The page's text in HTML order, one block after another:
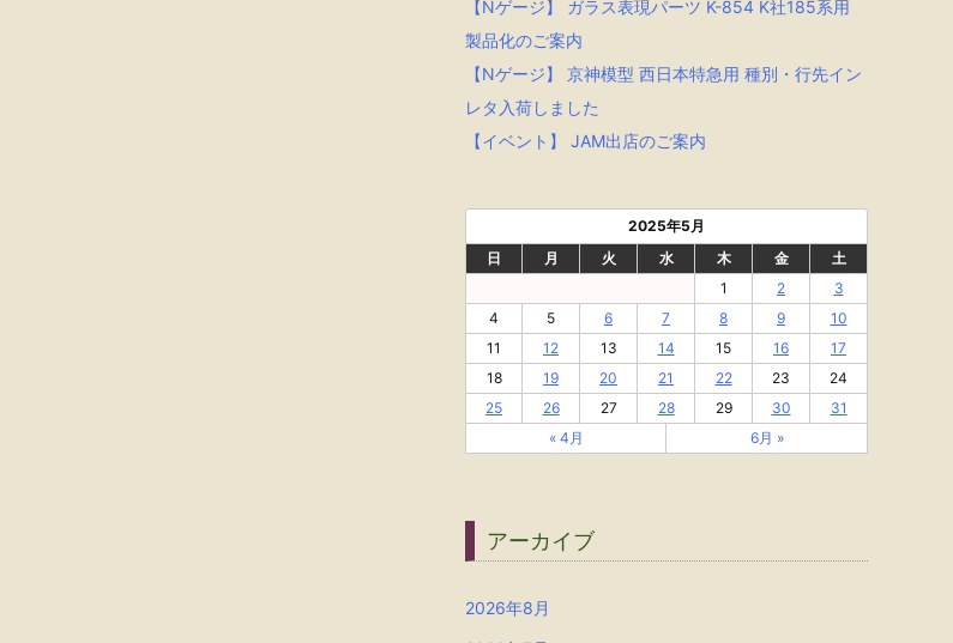
【Nゲージ】 ガラス表現パーツ K-854 K社185系用
製品化のご案内
【Nゲージ】 京神模型 西日本特急用 種別・行先イン
レタ入荷しました
【イベント】 JAM出店のご案内
2025年5月
日
月 火 水 木 金
土
1
2
3
4
5 6 7 8 9
10
11
12 13 14 15 16
17
18
19 20 21 22 23
24
25
26 27 28 29 30
31
« 4月
6月 »
アーカイブ
2026年8月